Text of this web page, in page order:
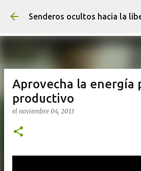
Ir al contenido
Senderos ocultos hacia la
Aprovecha la energía
productivo
el noviembre 04, 2013